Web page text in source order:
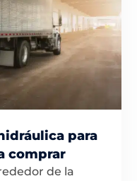
para
comprar
de la